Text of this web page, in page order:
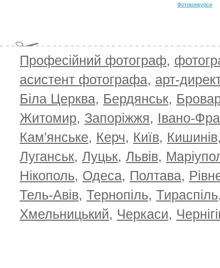
TOP 100 for May 2026 0 +6.59 ТОП 100
+4.30
Фотоконкурси
Професійний фотограф,
асистент фотографа, арт-
Біла Церква, Бердянськ,
Житомир, Запоріжжя, Івано-
Кам'янське, Керч, Київ, Кишинів
Луганськ, Луцьк, Львів,
Нікополь, Одеса, Полтава,
Тель-Авів, Тернопіль, Тираспіль
Хмельницький, Черкаси,